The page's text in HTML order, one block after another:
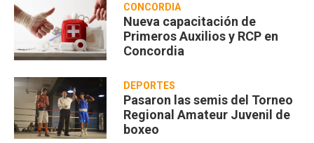
CONCORDIA
Nueva capacitación de
Primeros Auxilios y RCP en
Concordia
DEPORTES
Pasaron las semis del Torneo
Regional Amateur Juvenil de
boxeo